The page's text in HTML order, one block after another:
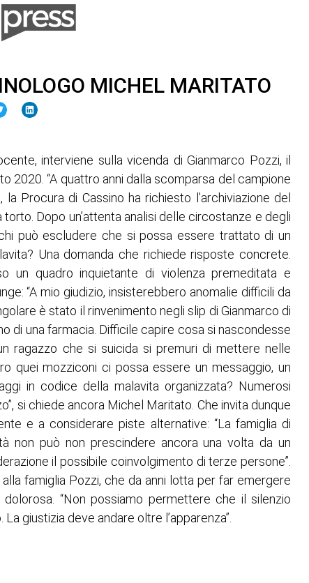
MICHEL MARITATO
interviene sulla vicenda di Gianmarco Pozzi, il
2020. “A quattro anni dalla scomparsa del campione
Procura di Cassino ha richiesto l’archiviazione del
Dopo un’attenta analisi delle circostanze e degli
può escludere che si possa essere trattato di un
Una domanda che richiede risposte concrete.
un quadro inquietante di violenza premeditata e
“A mio giudizio, insisterebbero anomalie difficili da
è stato il rinvenimento negli slip di Gianmarco di
di una farmacia. Difficile capire cosa si nascondesse
ragazzo che si suicida si premuri di mettere nelle
quei mozziconi ci possa essere un messaggio, un
in codice della malavita organizzata? Numerosi
si chiede ancora Michel Maritato. Che invita dunque
e a considerare piste alternative: “La famiglia di
non può non prescindere ancora una volta da un
il possibile coinvolgimento di terze persone”.
famiglia Pozzi, che da anni lotta per far emergere
“Non possiamo permettere che il silenzio
giustizia deve andare oltre l’apparenza”.